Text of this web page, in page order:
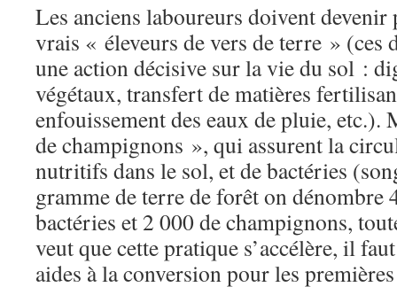
Les anciens laboureurs doivent devenir
vrais « éleveurs de vers de terre » (ces
une action décisive sur la vie du sol :
végétaux, transfert de matières
enfouissement des eaux de pluie, etc.).
de champignons », qui assurent la
nutritifs dans le sol, et de bactéries
gramme de terre de forêt on dénombre
bactéries et 2 000 de champignons,
veut que cette pratique s’accélère, il
aides à la conversion pour les